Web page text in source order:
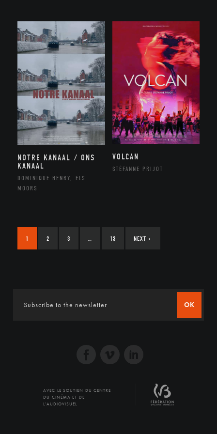
NOTRE KANAAL / ONS
KANAAL
DOMINIQUE HENRY, ELS
MOORS
VOLCAN
STÉFANNE PRIJOT
1 2 3 13 NEXT ›
OK
AVEC LE SOUTIEN DU CENTRE
DU CINÉMA ET DE
L'AUDIOVISUEL